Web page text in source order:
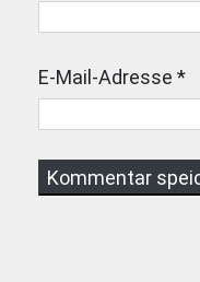
E-Mail-Adresse *